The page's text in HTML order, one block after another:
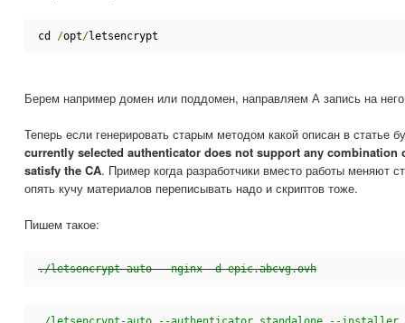
cd /opt/letsencrypt
Берем например домен или поддомен, направляем А запись на
Теперь если генерировать старым методом какой описан в статье
currently selected authenticator does not support any combination
satisfy the CA. Пример когда разработчики вместо работы меняют
опять кучу материалов переписывать надо и скриптов тоже.
Пишем такое:
./letsencrypt-auto --nginx -d epic.abcvg.ovh